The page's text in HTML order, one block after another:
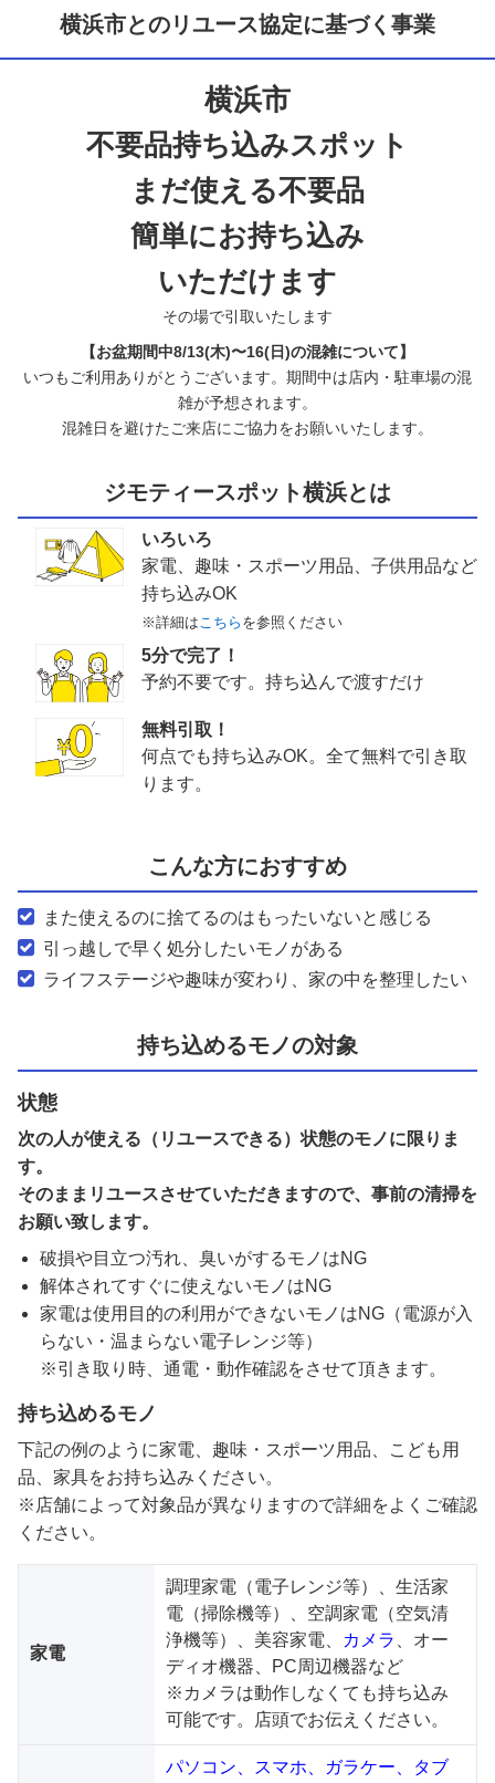
横浜市とのリユース協定に基づく事業
横浜市
不要品持ち込みスポット
まだ使える不要品
簡単にお持ち込み
いただけます
その場で引取いたします
【お盆期間中8/13(木)〜16(日)の混雑について】
いつもご利用ありがとうございます。期間中は店内・駐車場の混
雑が予想されます。
混雑日を避けたご来店にご協力をお願いいたします。
ジモティースポット横浜とは
いろいろ
家電、趣味・スポーツ用品、子供用品など
持ち込みOK
※詳細はこちら を参照ください
5分で完了！
予約不要です。持ち込んで渡すだけ
無料引取！
何点でも持ち込みOK。全て無料で引き取
ります。
こんな方におすすめ
また使えるのに捨てるのはもったいないと感じる
引っ越しで早く処分したいモノがある
ライフステージや趣味が変わり、家の中を整理したい
持ち込めるモノの対象
状態
次の人が使える（リユースできる）状態のモノに限りま
す。
そのままリユースさせていただきますので、事前の清掃を
お願い致します。
破損や目立つ汚れ、臭いがするモノはNG
解体されてすぐに使えないモノはNG
家電は使用目的の利用ができないモノはNG（電源が入
らない・温まらない電子レンジ等）
※引き取り時、通電・動作確認をさせて頂きます。
持ち込めるモノ
下記の例のように家電、趣味・スポーツ用品、こども用
品、家具をお持ち込みください。
※店舗によって対象品が異なりますので詳細をよくご確認
ください。
家電
調理家電（電子レンジ等）、生活家
電（掃除機等）、空調家電（空気清
浄機等）、美容家電、
カメラ
、オー
ディオ機器、PC周辺機器など
※カメラは動作しなくても持ち込み
可能です。店頭でお伝えください。
パソコン、スマホ、ガラケー、タブ